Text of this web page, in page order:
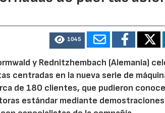
1045
y Rednitzhembach (Alemania)
centradas en la nueva serie de
de 180 clientes, que pudieron
estándar mediante